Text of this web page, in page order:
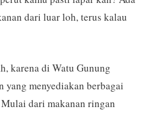
dari luar loh, terus kalau
karena di Watu Gunung
yang menyediakan berbagai
dari makanan ringan